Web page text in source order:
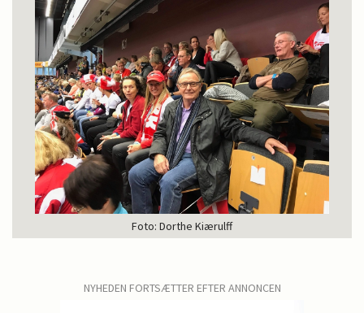
Foto: Dorthe Kiærulff
NYHEDEN FORTSÆTTER EFTER ANNONCEN